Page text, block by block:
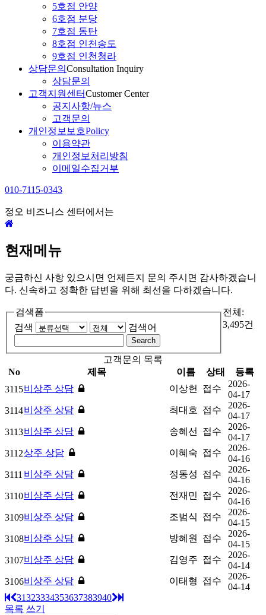
5호점 안양
6호점 분당
7호점 동탄
8호점 인천송도
9호점 인천청라
상담문의 Consultation Inquiry
상담문의
고객지원센터Customer Center
공지사항/뉴스
고객문의
개인정보보호Policy
이용약관
개인정보처리방침
이메일수집거부
010-7115-0343
정오 비즈니스 센터에서는
현재메뉴
궁금하신 사항 있으시면 언제든지 문의 주시면 감사하겠습니
다. 신속하고 정확한 답변을 위해 최선을 다하겠습니다.
검색폼
검색
검색어
Search
전체:
3,495건
고객문의 목록
No
제목 이름 상태
등록
3115비상주 상담 이상헌 접수
2026-
04-17
3114비상주 상담 최대호 접수
2026-
04-17
3113비상주 상담 송혜선 접수
2026-
04-17
3112상주 상담 이혜숙 접수
2026-
04-16
3111 비상주 상담 정동성 접수
2026-
04-16
3110비상주 상담 전재민 접수
2026-
04-16
3109비상주 상담 조범식 접수
2026-
04-15
3108비상주 상담 방혜원 접수
2026-
04-15
3107비상주 상담 김영주 접수
2026-
04-14
3106비상주 상담 이태형 접수
2026-
04-14
31323334353637383940
목록 쓰기